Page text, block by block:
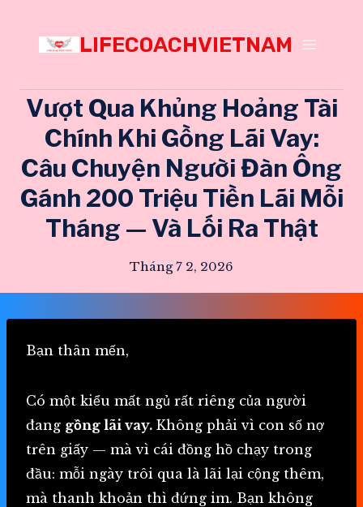
LIFECOACHVIETNAM
Vượt Qua Khủng Hoảng Tài
Chính Khi Gồng Lãi Vay:
Câu Chuyện Người Đàn Ông
Gánh 200 Triệu Tiền Lãi Mỗi
Tháng — Và Lối Ra Thật
Tháng 7 2, 2026
Bạn thân mến,
Có một kiểu mất ngủ rất riêng của người
đang gồng lãi vay. Không phải vì con số nợ
trên giấy — mà vì cái đồng hồ chạy trong
đầu: mỗi ngày trôi qua là lãi lại cộng thêm,
mà thanh khoản thì đứng im. Bạn không